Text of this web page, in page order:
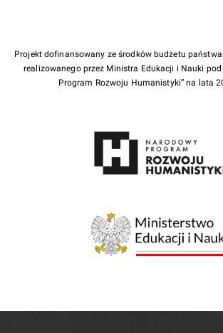
Projekt dofinansowany ze środków budżetu
realizowanego przez Ministra Edukacji i Nauki
Program Rozwoju Humanistyki” na lata